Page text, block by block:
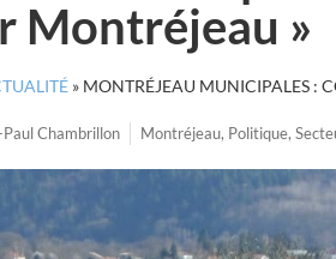
Montréjeau »
» MONTRÉJEAU MUNICIPALES :
Paul Chambrillon Montréjeau, Politique,